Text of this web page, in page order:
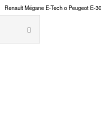
Renault Mégane E-Tech o Peugeot E-